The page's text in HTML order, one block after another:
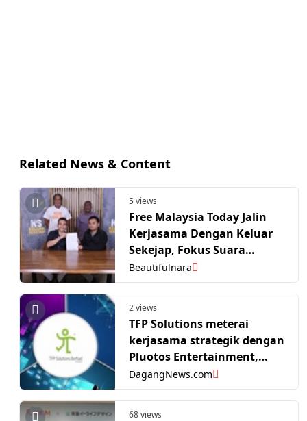
Related News & Content
5 views
Free Malaysia Today Jalin
Kerjasama Dengan Keluar
Sekejap, Fokus Suara
Generasi Baharu
Beautifulnara
2 views
TFP Solutions meterai
kerjasama strategik dengan
Pluotos Entertainment,
Softfac jadi penyedia
eksklusif sistem tiket
konsert
DagangNews.com
68 views